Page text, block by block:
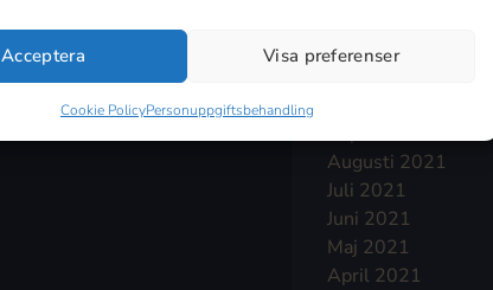
Acceptera Visa preferenser
Cookie PolicyPersonuppgiftsbehandling
December 2021
Augusti 2021
Juli 2021
Juni 2021
Maj 2021
April 2021